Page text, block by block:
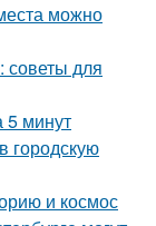
можно
советы для
5 минут
городскую
и космос